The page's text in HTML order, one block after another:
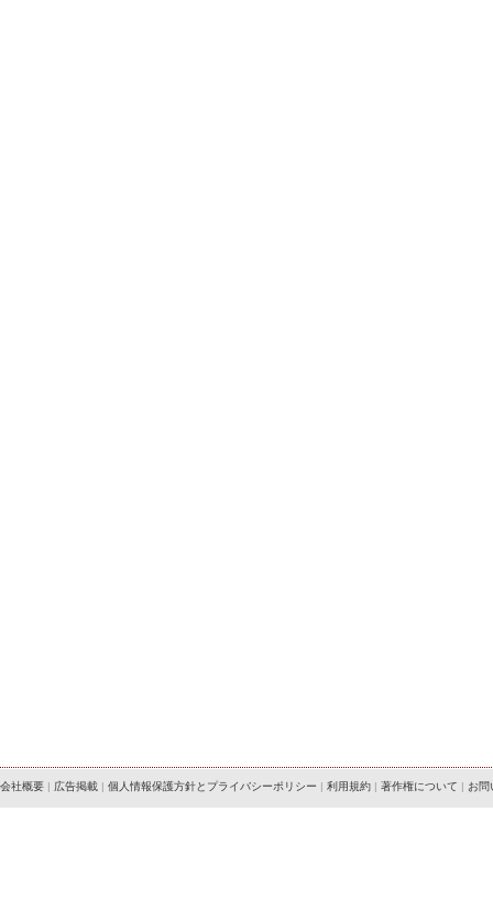
会社概要 | 広告掲載 | 個人情報保護方針とプライバシーポリシー | 利用規約 | 著作権について | お問